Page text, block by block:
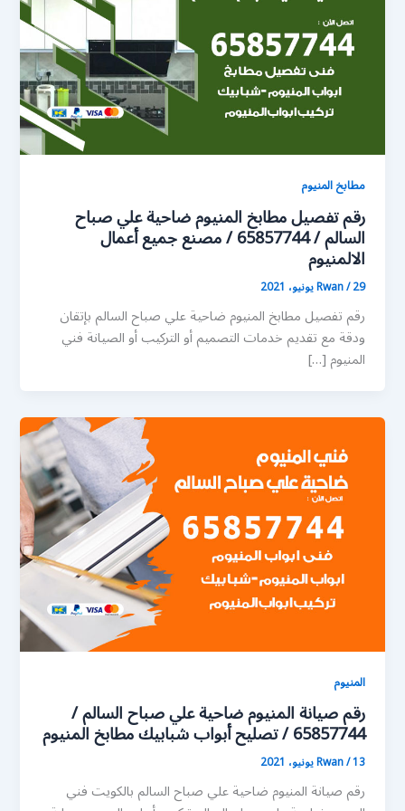
مطابخ المنيوم
رقم تفصيل مطابخ المنيوم ضاحية علي صباح
السالم / 65857744 / مصنع جميع أعمال
الالمنيوم
Rwan/29 يونيو، 2021
رقم تفصيل مطابخ المنيوم ضاحية علي صباح السالم بإتقان
ودقة مع تقديم خدمات التصميم أو التركيب أو الصيانة فني
المنيوم […]
المنيوم
رقم صيانة المنيوم ضاحية علي صباح السالم /
65857744 / تصليح أبواب شبابيك مطابخ المنيوم
Rwan/13 يونيو، 2021
رقم صيانة المنيوم ضاحية علي صباح السالم بالكويت فني